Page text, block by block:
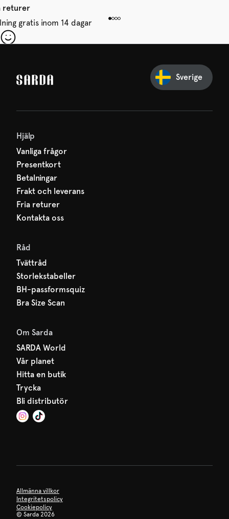
returer
gratis inom 14 dagar
redan på dig!
Sverige
Hjälp
Vanliga frågor
Presentkort
Betalningar
Frakt och leverans
Fria returer
Kontakta oss
Råd
Tvättråd
Storlekstabeller
BH-passformsquiz
Bra Size Scan
Om Sarda
SARDA World
Vår planet
Hitta en butik
Trycka
Bli distributör
Allmänna villkor
Integritetspolicy
Cookiepolicy
© Sarda 2026